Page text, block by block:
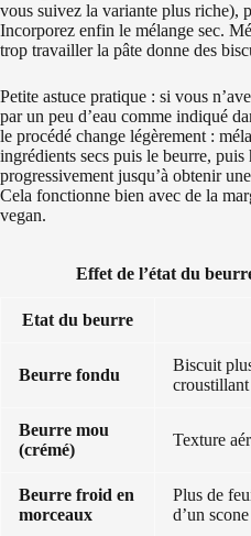
vous suivez la variante plus riche),
Incorporez enfin le mélange sec.
trop travailler la pâte donne des
Petite astuce pratique : si vous
par un peu d’eau comme indiqué
le procédé change légèrement :
ingrédients secs puis le beurre,
progressivement jusqu’à obtenir
Cela fonctionne bien avec de la
vegan.
Effet de l’état du
Etat du beurre
Beurre fondu
Biscuit
Beurre mou
(crémé)
Texture
Beurre froid en
morceaux
Plus de
d’un scone